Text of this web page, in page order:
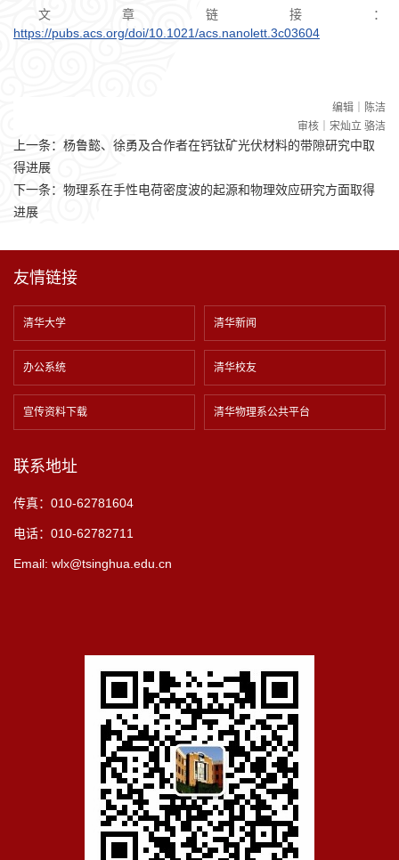
文章链接：
https://pubs.acs.org/doi/10.1021/acs.nanolett.3c03604
编辑｜陈洁
审核｜宋灿立 骆洁
上一条： 杨鲁懿、徐勇及合作者在钙钛矿光伏材料的带隙研究中取
得进展
下一条： 物理系在手性电荷密度波的起源和物理效应研究方面取得
进展
友情链接
清华大学 清华新闻
办公系统 清华校友
宣传资料下载 清华物理系公共平台
联系地址
传真：010-62781604
电话：010-62782711
Email: wlx@tsinghua.edu.cn